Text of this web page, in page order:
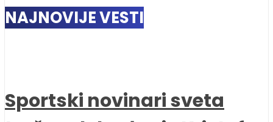
NAJNOVIJE VESTI
Sportski novinari sveta